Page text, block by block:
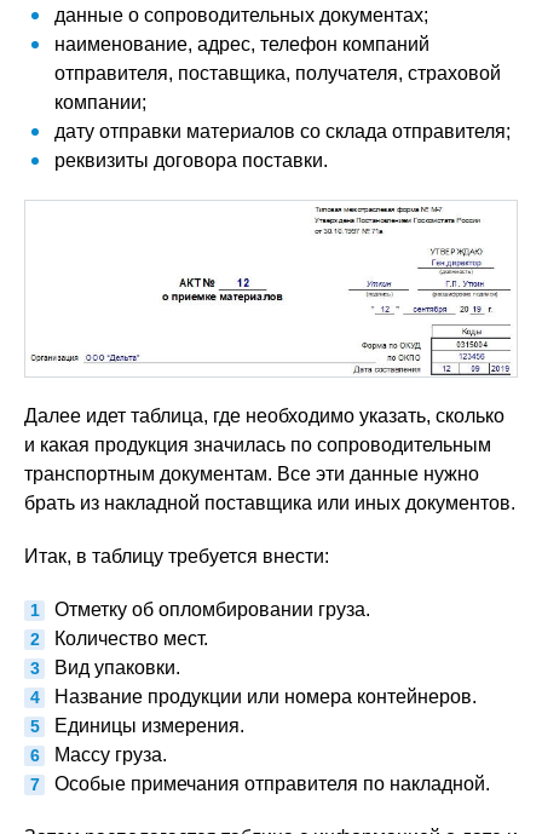
данные о сопроводительных документах;
наименование, адрес, телефон компаний
отправителя, поставщика, получателя, страховой
компании;
дату отправки материалов со склада отправителя;
реквизиты договора поставки.
Далее идет таблица, где необходимо указать, сколько
и какая продукция значилась по сопроводительным
транспортным документам. Все эти данные нужно
брать из накладной поставщика или иных документов.
Итак, в таблицу требуется внести:
Отметку об опломбировании груза.
Количество мест.
Вид упаковки.
Название продукции или номера контейнеров.
Единицы измерения.
Массу груза.
Особые примечания отправителя по накладной.